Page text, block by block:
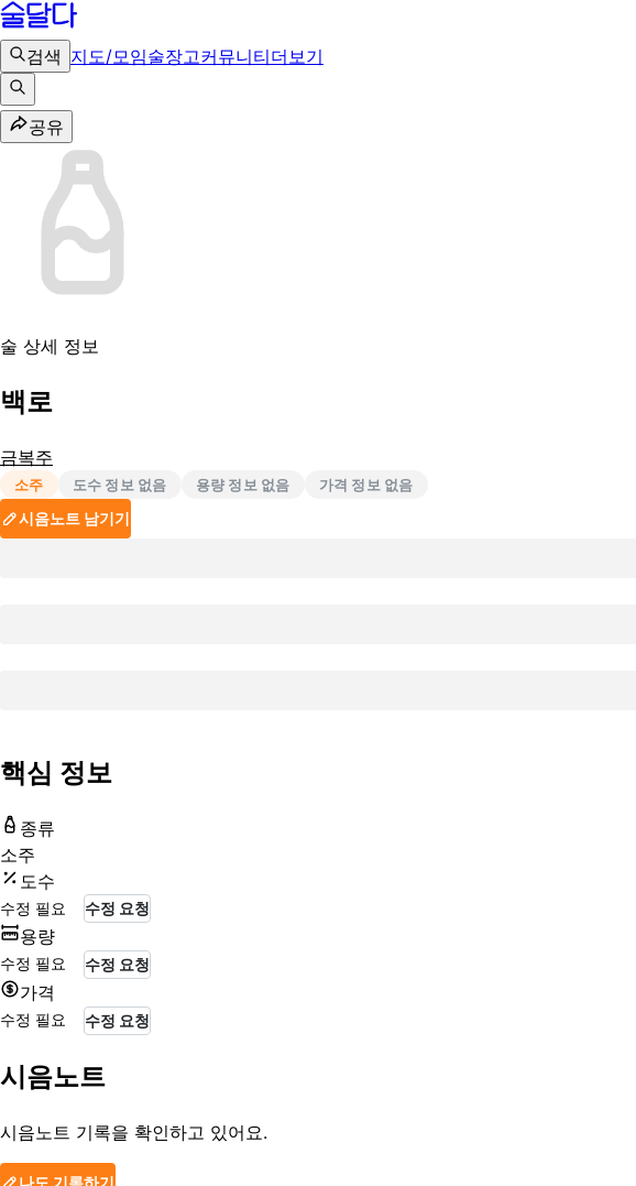
검색 지도/모임술장고커뮤니티더보기
공유
술 상세 정보
백로
금복주
소주 도수 정보 없음 용량 정보 없음 가격 정보 없음
시음노트 남기기
핵심 정보
종류
소주
도수
수정 필요 수정 요청
용량
수정 필요 수정 요청
가격
수정 필요 수정 요청
시음노트
시음노트 기록을 확인하고 있어요.